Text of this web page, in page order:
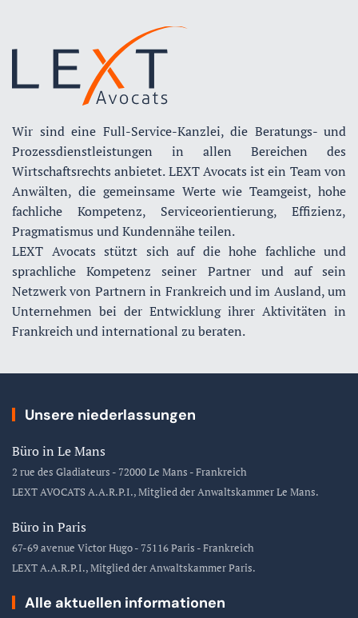
Wir sind eine Full-Service-Kanzlei, die Beratungs- und
Prozessdienstleistungen in allen Bereichen des
Wirtschaftsrechts anbietet. LEXT Avocats ist ein Team von
Anwälten, die gemeinsame Werte wie Teamgeist, hohe
fachliche Kompetenz, Serviceorientierung, Effizienz,
Pragmatismus und Kundennähe teilen.
LEXT Avocats stützt sich auf die hohe fachliche und
sprachliche Kompetenz seiner Partner und auf sein
Netzwerk von Partnern in Frankreich und im Ausland, um
Unternehmen bei der Entwicklung ihrer Aktivitäten in
Frankreich und international zu beraten.
Unsere niederlassungen
Büro in Le Mans
2 rue des Gladiateurs - 72000 Le Mans - Frankreich
LEXT AVOCATS A.A.R.P.I., Mitglied der Anwaltskammer Le Mans.
Büro in Paris
67-69 avenue Victor Hugo - 75116 Paris - Frankreich
LEXT A.A.R.P.I., Mitglied der Anwaltskammer Paris.
Alle aktuellen informationen